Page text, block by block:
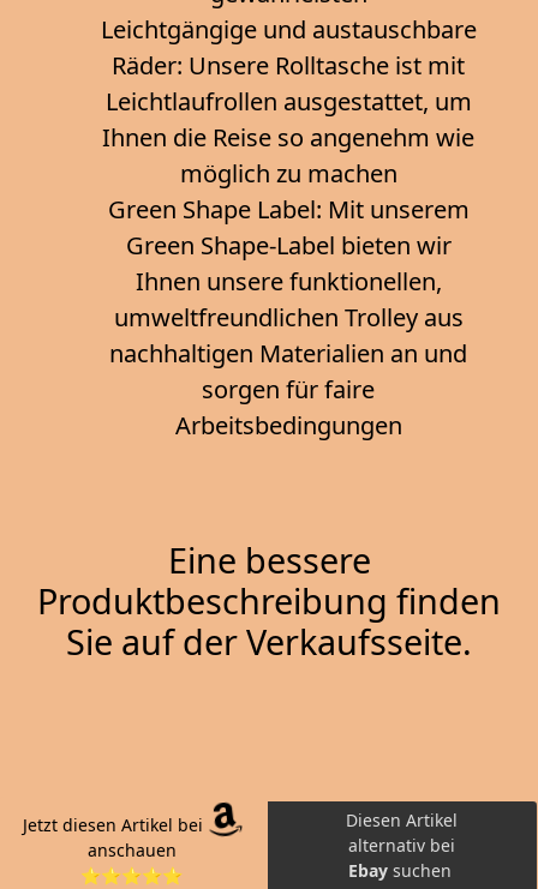
Leichtgängige und austauschbare
Räder: Unsere Rolltasche ist mit
Leichtlaufrollen ausgestattet, um
Ihnen die Reise so angenehm wie
möglich zu machen
Green Shape Label: Mit unserem
Green Shape-Label bieten wir
Ihnen unsere funktionellen,
umweltfreundlichen Trolley aus
nachhaltigen Materialien an und
sorgen für faire
Arbeitsbedingungen
Eine bessere
Produktbeschreibung finden
Sie auf der Verkaufsseite.
Jetzt diesen Artikel bei
anschauen
⭐⭐⭐⭐⭐
Diesen Artikel
alternativ bei
Ebay suchen